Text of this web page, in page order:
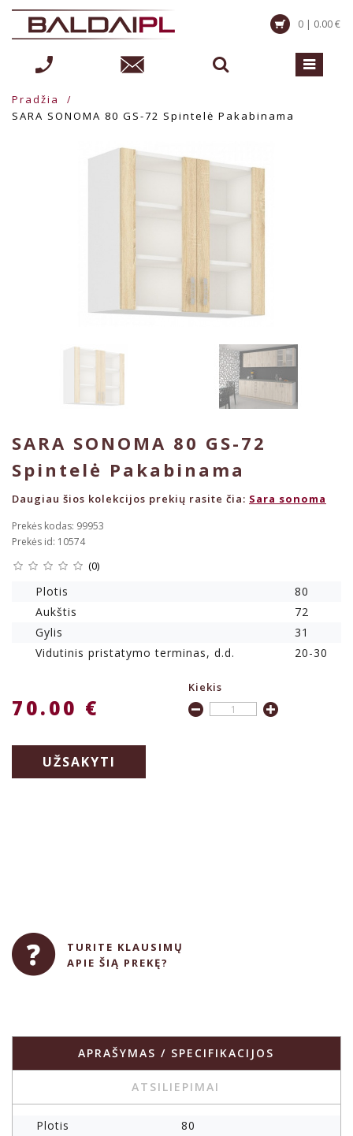
0 | 0.00 €
Pradžia
SARA SONOMA 80 GS-72 Spintelė Pakabinama
SARA SONOMA 80 GS-72
Spintelė Pakabinama
Daugiau šios kolekcijos prekių rasite čia: Sara sonoma
Prekės kodas: 99953
Prekės id: 10574
(0)
Plotis
80
Aukštis
72
Gylis
31
Vidutinis pristatymo terminas, d.d.
20-30
70.00 €
Kiekis
UŽSAKYTI
TURITE KLAUSIMŲ
APIE ŠIĄ PREKĘ?
APRAŠYMAS / SPECIFIKACIJOS
ATSILIEPIMAI
Plotis
80